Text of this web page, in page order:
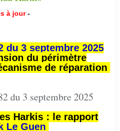
à jour -
du 3 septembre 2025
du périmètre
de réparation
du 3 septembre 2025
Harkis : le rapport
Le Guen